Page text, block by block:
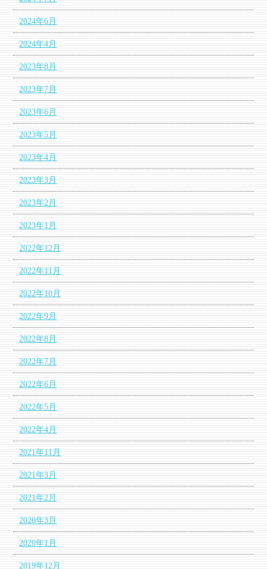
2024年6月
2024年4月
2023年8月
2023年7月
2023年6月
2023年5月
2023年4月
2023年3月
2023年2月
2023年1月
2022年12月
2022年11月
2022年10月
2022年9月
2022年8月
2022年7月
2022年6月
2022年5月
2022年4月
2021年11月
2021年3月
2021年2月
2020年3月
2020年1月
2019年12月